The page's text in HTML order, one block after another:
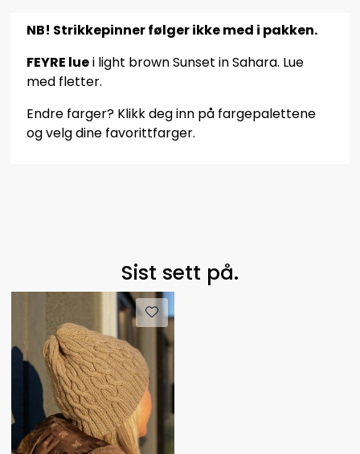
NB! Strikkepinner følger ikke med i pakken.
FEYRE luei light brown Sunset in Sahara. Lue
med fletter.
Endre farger? Klikk deg inn på fargepalettene
og velg dine favorittfarger.
Sist sett på.